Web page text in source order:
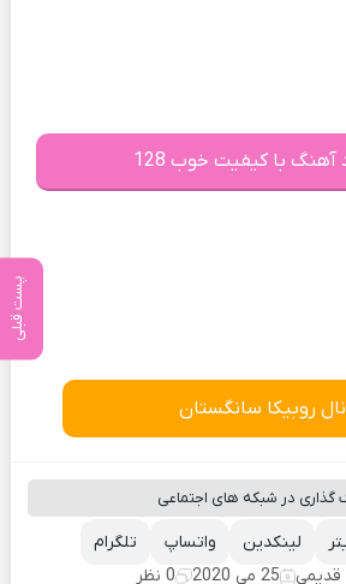
پست قبلی
آهنگ با کیفیت خوب 128
روبیکا سانگستان
گذاری در شبکه های اجتماعی
تلگرام واتساپ لینکدین
25 می 2020 0 نظر